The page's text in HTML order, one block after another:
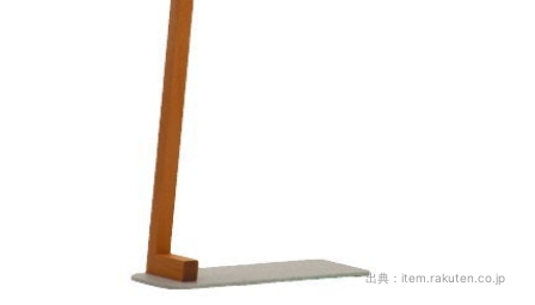
出典： item.rakuten.co.jp